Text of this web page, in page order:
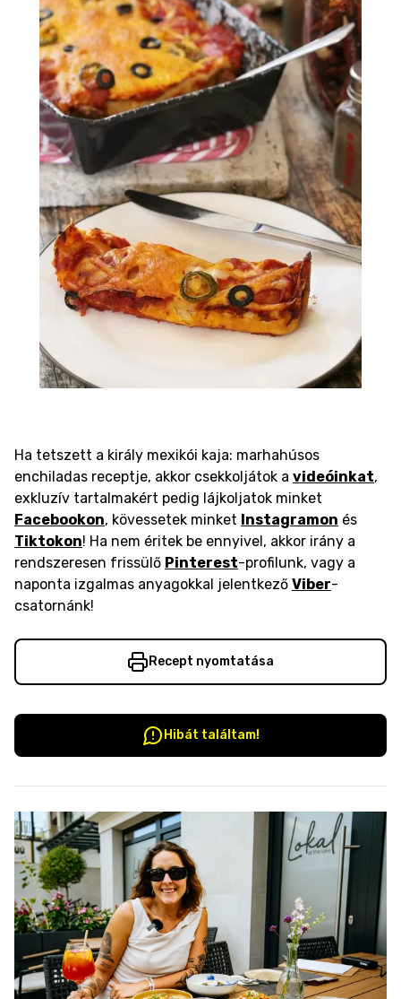
Ha tetszett a király mexikói kaja: marhahúsos
enchiladas receptje, akkor csekkoljátok a videóinkat,
exkluzív tartalmakért pedig lájkoljatok minket
Facebookon, kövessetek minket Instagramon és
Tiktokon! Ha nem éritek be ennyivel, akkor irány a
rendszeresen frissülő Pinterest-profilunk, vagy a
naponta izgalmas anyagokkal jelentkező Viber-
csatornánk!
Recept nyomtatása
Hibát találtam!